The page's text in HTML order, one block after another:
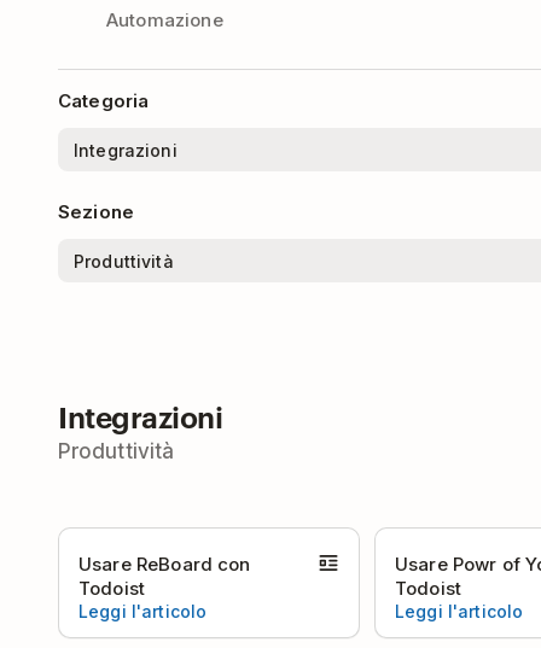
Automazione
Categoria
Sezione
Integrazioni
Produttività
Usare ReBoard con
Todoist
Leggi l'articolo
Usare Powr of
Todoist
Leggi l'articolo